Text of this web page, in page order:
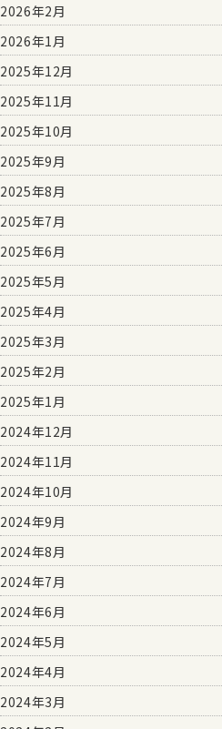
2026年2月
2026年1月
2025年12月
2025年11月
2025年10月
2025年9月
2025年8月
2025年7月
2025年6月
2025年5月
2025年4月
2025年3月
2025年2月
2025年1月
2024年12月
2024年11月
2024年10月
2024年9月
2024年8月
2024年7月
2024年6月
2024年5月
2024年4月
2024年3月